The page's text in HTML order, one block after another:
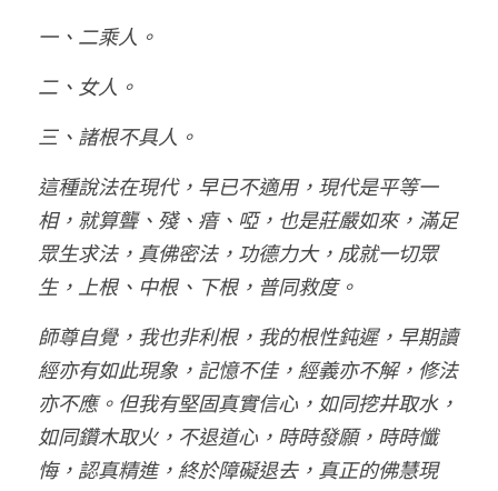
一、二乘人。
二、女人。
三、諸根不具人。
這種說法在現代，早已不適用，現代是平等一
相，就算聾、殘、瘖、啞，也是莊嚴如來，滿足
眾生求法，真佛密法，功德力大，成就一切眾
生，上根、中根、下根，普同救度。
師尊自覺，我也非利根，我的根性鈍遲，早期讀
經亦有如此現象，記憶不佳，經義亦不解，修法
亦不應。但我有堅固真實信心，如同挖井取水，
如同鑽木取火，不退道心，時時發願，時時懺
悔，認真精進，終於障礙退去，真正的佛慧現